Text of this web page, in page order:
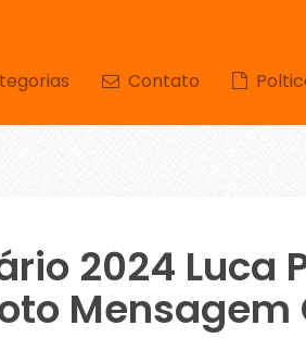
Contato
2024 Luca
Mensagem